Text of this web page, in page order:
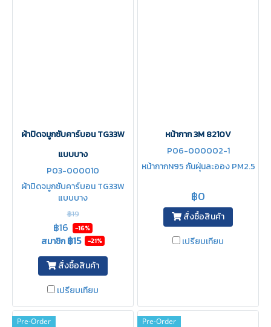
ผ้าปิดจมูกซับคาร์บอน TG33W
แบบบาง
P03-000010
ผ้าปิดจมูกซับคาร์บอน TG33W
แบบบาง
฿19
฿16 -16%
สมาชิก฿15 -21%
สั่งซื้อสินค้า
เปรียบเทียบ
หน้ากาก 3M 8210V
P06-000002-1
หน้ากากN95 กันฝุ่นละออง PM2.5
฿0
สั่งซื้อสินค้า
เปรียบเทียบ
Pre-Order Pre-Order